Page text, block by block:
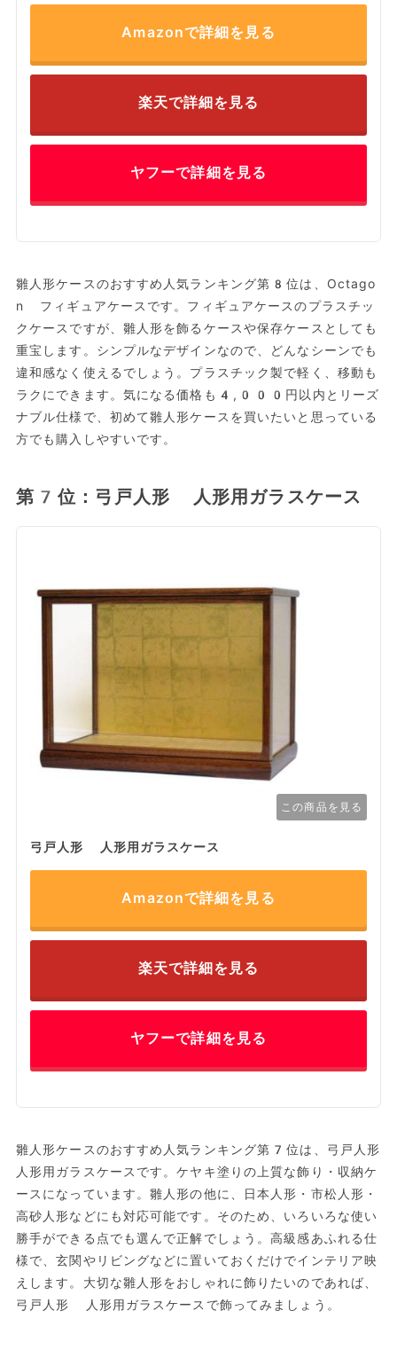
Amazonで詳細を見る
楽天で詳細を見る
ヤフーで詳細を見る
雛人形ケースのおすすめ人気ランキング第8位は、Octago
n フィギュアケースです。フィギュアケースのプラスチッ
クケースですが、雛人形を飾るケースや保存ケースとしても
重宝します。シンプルなデザインなので、どんなシーンでも
違和感なく使えるでしょう。プラスチック製で軽く、移動も
ラクにできます。気になる価格も4,000円以内とリーズ
ナブル仕様で、初めて雛人形ケースを買いたいと思っている
方でも購入しやすいです。
第7位：弓戸人形 人形用ガラスケース
この商品を見る
弓戸人形 人形用ガラスケース
Amazonで詳細を見る
楽天で詳細を見る
ヤフーで詳細を見る
雛人形ケースのおすすめ人気ランキング第7位は、弓戸人形
人形用ガラスケースです。ケヤキ塗りの上質な飾り・収納ケ
ースになっています。雛人形の他に、日本人形・市松人形・
高砂人形などにも対応可能です。そのため、いろいろな使い
勝手ができる点でも選んで正解でしょう。高級感あふれる仕
様で、玄関やリビングなどに置いておくだけでインテリア映
えします。大切な雛人形をおしゃれに飾りたいのであれば、
弓戸人形 人形用ガラスケースで飾ってみましょう。